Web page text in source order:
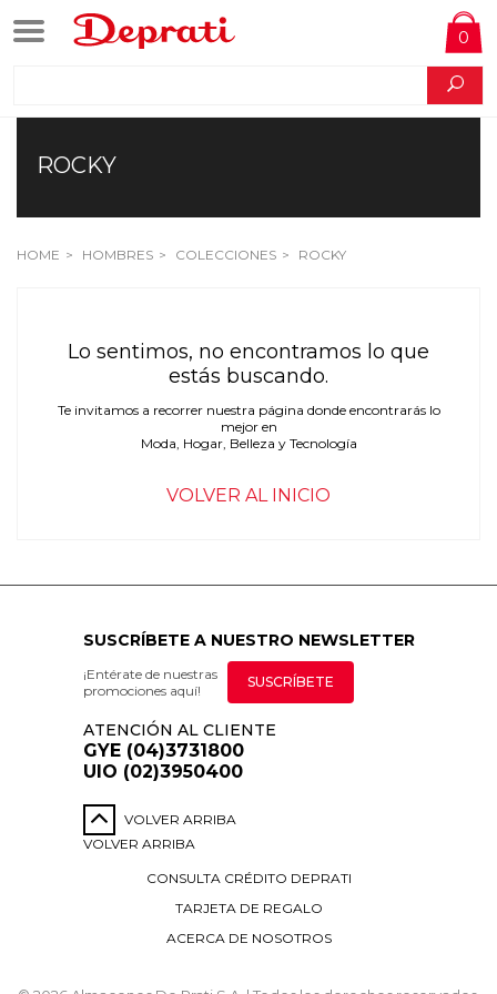
0
ROCKY
HOME HOMBRES COLECCIONES ROCKY
Lo sentimos, no encontramos lo que
estás buscando.
Te invitamos a recorrer nuestra página donde encontrarás lo
mejor en
Moda, Hogar, Belleza y Tecnología
VOLVER AL INICIO
SUSCRÍBETE A NUESTRO NEWSLETTER
¡Entérate de nuestras
promociones aquí!
SUSCRÍBETE
ATENCIÓN AL CLIENTE
GYE (04)3731800
UIO (02)3950400
VOLVER ARRIBA
VOLVER ARRIBA
CONSULTA CRÉDITO DEPRATI
TARJETA DE REGALO
ACERCA DE NOSOTROS